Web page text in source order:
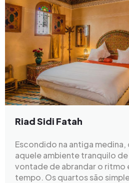
Riad Sidi Fatah
Escondido na antiga medina,
aquele ambiente tranquilo
vontade de abrandar o ritmo
tempo. Os quartos são